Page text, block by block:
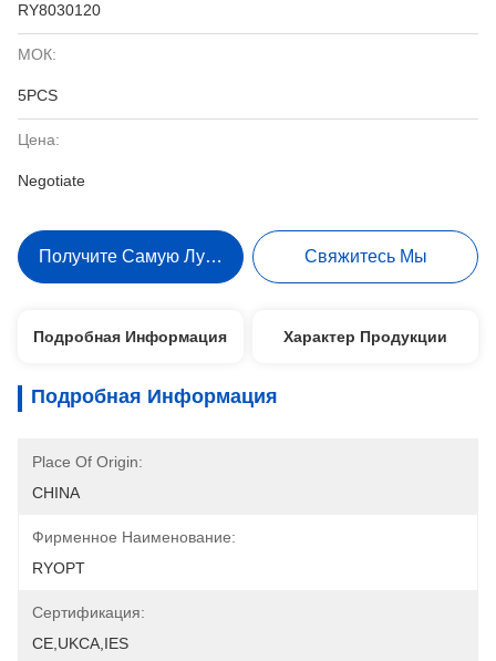
RY8030120
МОК:
5PCS
Цена:
Negotiate
Получите Самую Лучшую Цену Свяжитесь Мы
Подробная Информация Характер Продукции
Подробная Информация
Place Of Origin:
CHINA
Фирменное Наименование:
RYOPT
Сертификация:
CE,UKCA,IES